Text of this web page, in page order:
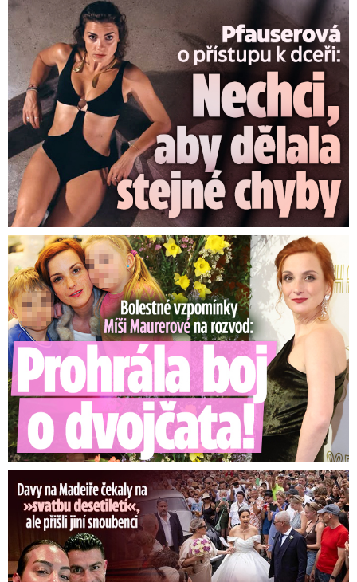
Pfauserová o dceři: Nechci, aby dělala stejné chyby jako já
Bolestné vzpomínky Míši Maurerové: Prohrála boj o dvojčata!
Ronaldova »svatba« pobláznila Madeiru: Reakce Cristiana!